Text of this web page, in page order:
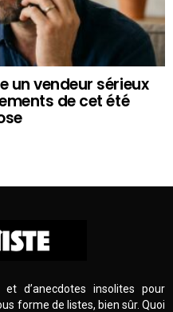
un vendeur sérieux
de cet été
d’anecdotes insolites pour
forme de listes, bien sûr. Quoi